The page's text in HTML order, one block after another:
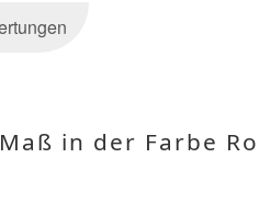
in der Farbe